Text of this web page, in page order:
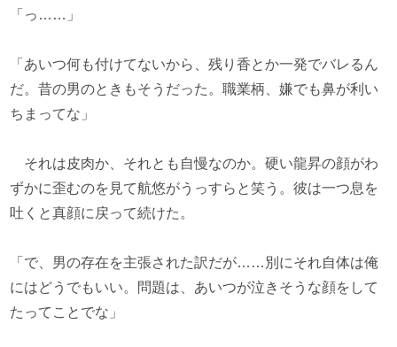
「っ……」
「あいつ何も付けてないから、残り香とか一発でバレるん
だ。昔の男のときもそうだった。職業柄、嫌でも鼻が利い
ちまってな」
それは皮肉か、それとも自慢なのか。硬い龍昇の顔がわ
ずかに歪むのを見て航悠がうっすらと笑う。彼は一つ息を
吐くと真顔に戻って続けた。
「で、男の存在を主張された訳だが……別にそれ自体は俺
にはどうでもいい。問題は、あいつが泣きそうな顔をして
たってことでな」